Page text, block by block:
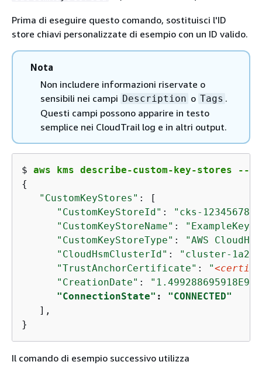
Prima di eseguire questo comando, sostituisci l'ID
store chiavi personalizzate di esempio con un ID valido.
Nota
Non includere informazioni riservate o
sensibili nei campi Description o Tags .
Questi campi possono apparire in testo
semplice nei CloudTrail log e in altri output.
$ aws kms describe-custom-key-stores --
{
"CustomKeyStores" : [
"CustomKeyStoreId" :
"cks-
"CustomKeyStoreName" :
"CustomKeyStoreType" :
"AWS
"CloudHsmClusterId" :
"cluster-
"TrustAnchorCertificate" : "
"CreationDate" : "1.499288695918E9"
"ConnectionState" : "CONNECTED"
   ],
}
Il comando di esempio successivo utilizza